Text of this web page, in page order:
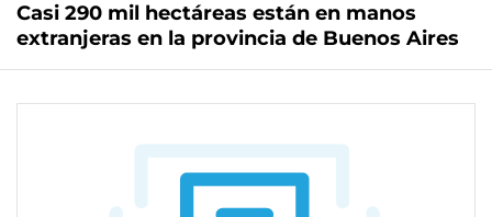
Casi 290 mil hectáreas están en manos
extranjeras en la provincia de Buenos Aires